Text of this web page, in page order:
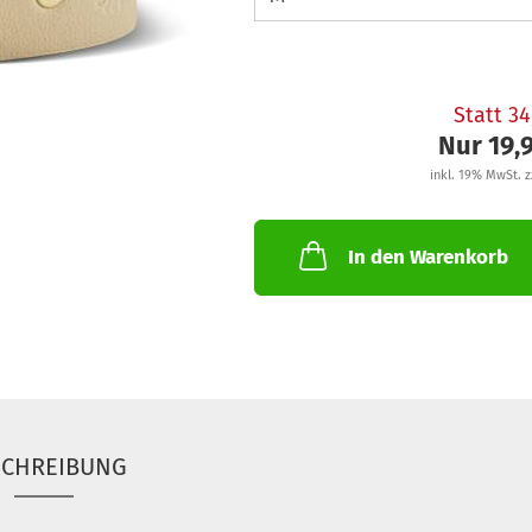
Statt
Nur
inkl. 19% MwSt.
In den Warenkorb